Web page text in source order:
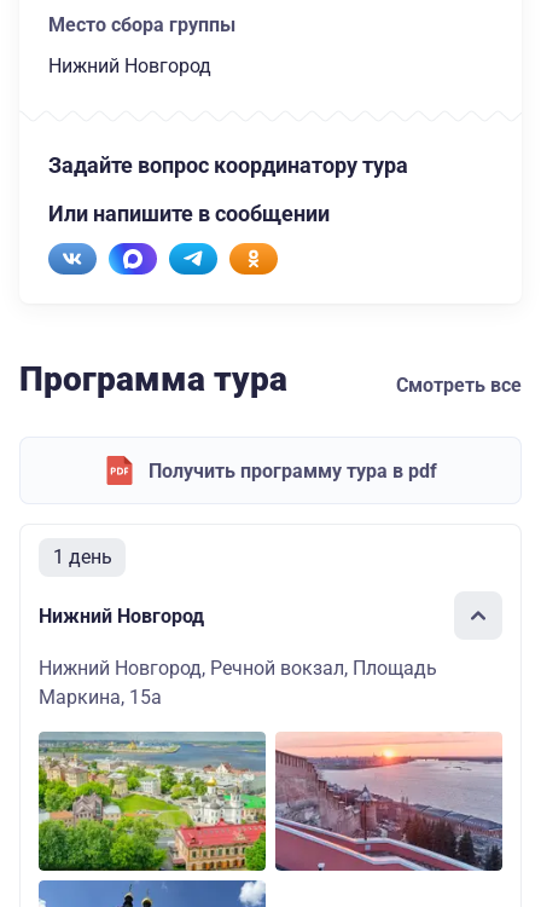
Место сбора группы
Нижний Новгород
Задайте вопрос координатору тура
Или напишите в сообщении
Программа тура Смотреть все
Получить программу тура в pdf
1 день
Нижний Новгород
Нижний Новгород, Речной вокзал, Площадь
Маркина, 15а